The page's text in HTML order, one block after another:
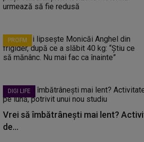
PROFM
DIGI LIFE
Vrei să îmbătrânești mai lent?
de...